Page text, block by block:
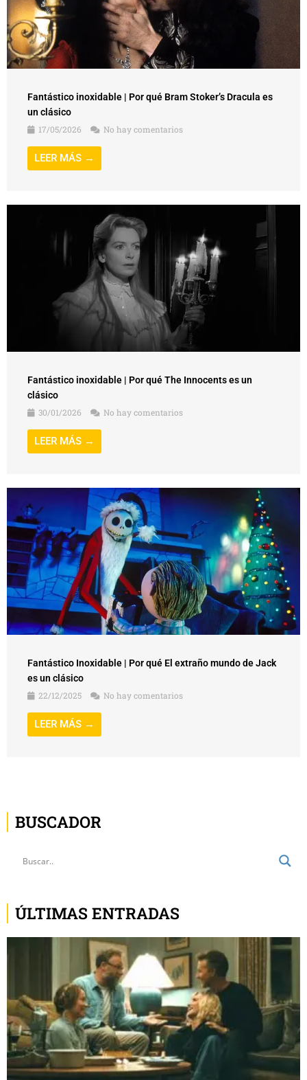
Fantástico inoxidable | Por qué Bram Stoker’s Dracula es
un clásico
17/05/2026
No hay comentarios
LEER MÁS →
Fantástico inoxidable | Por qué The Innocents es un
clásico
30/01/2026
No hay comentarios
LEER MÁS →
Fantástico Inoxidable | Por qué El extraño mundo de Jack
es un clásico
22/12/2025
No hay comentarios
LEER MÁS →
BUSCADOR
ÚLTIMAS ENTRADAS